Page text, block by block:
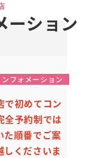
ーション
フォメーション
初めてコン
全予約制では
た順番でご案
くださいま